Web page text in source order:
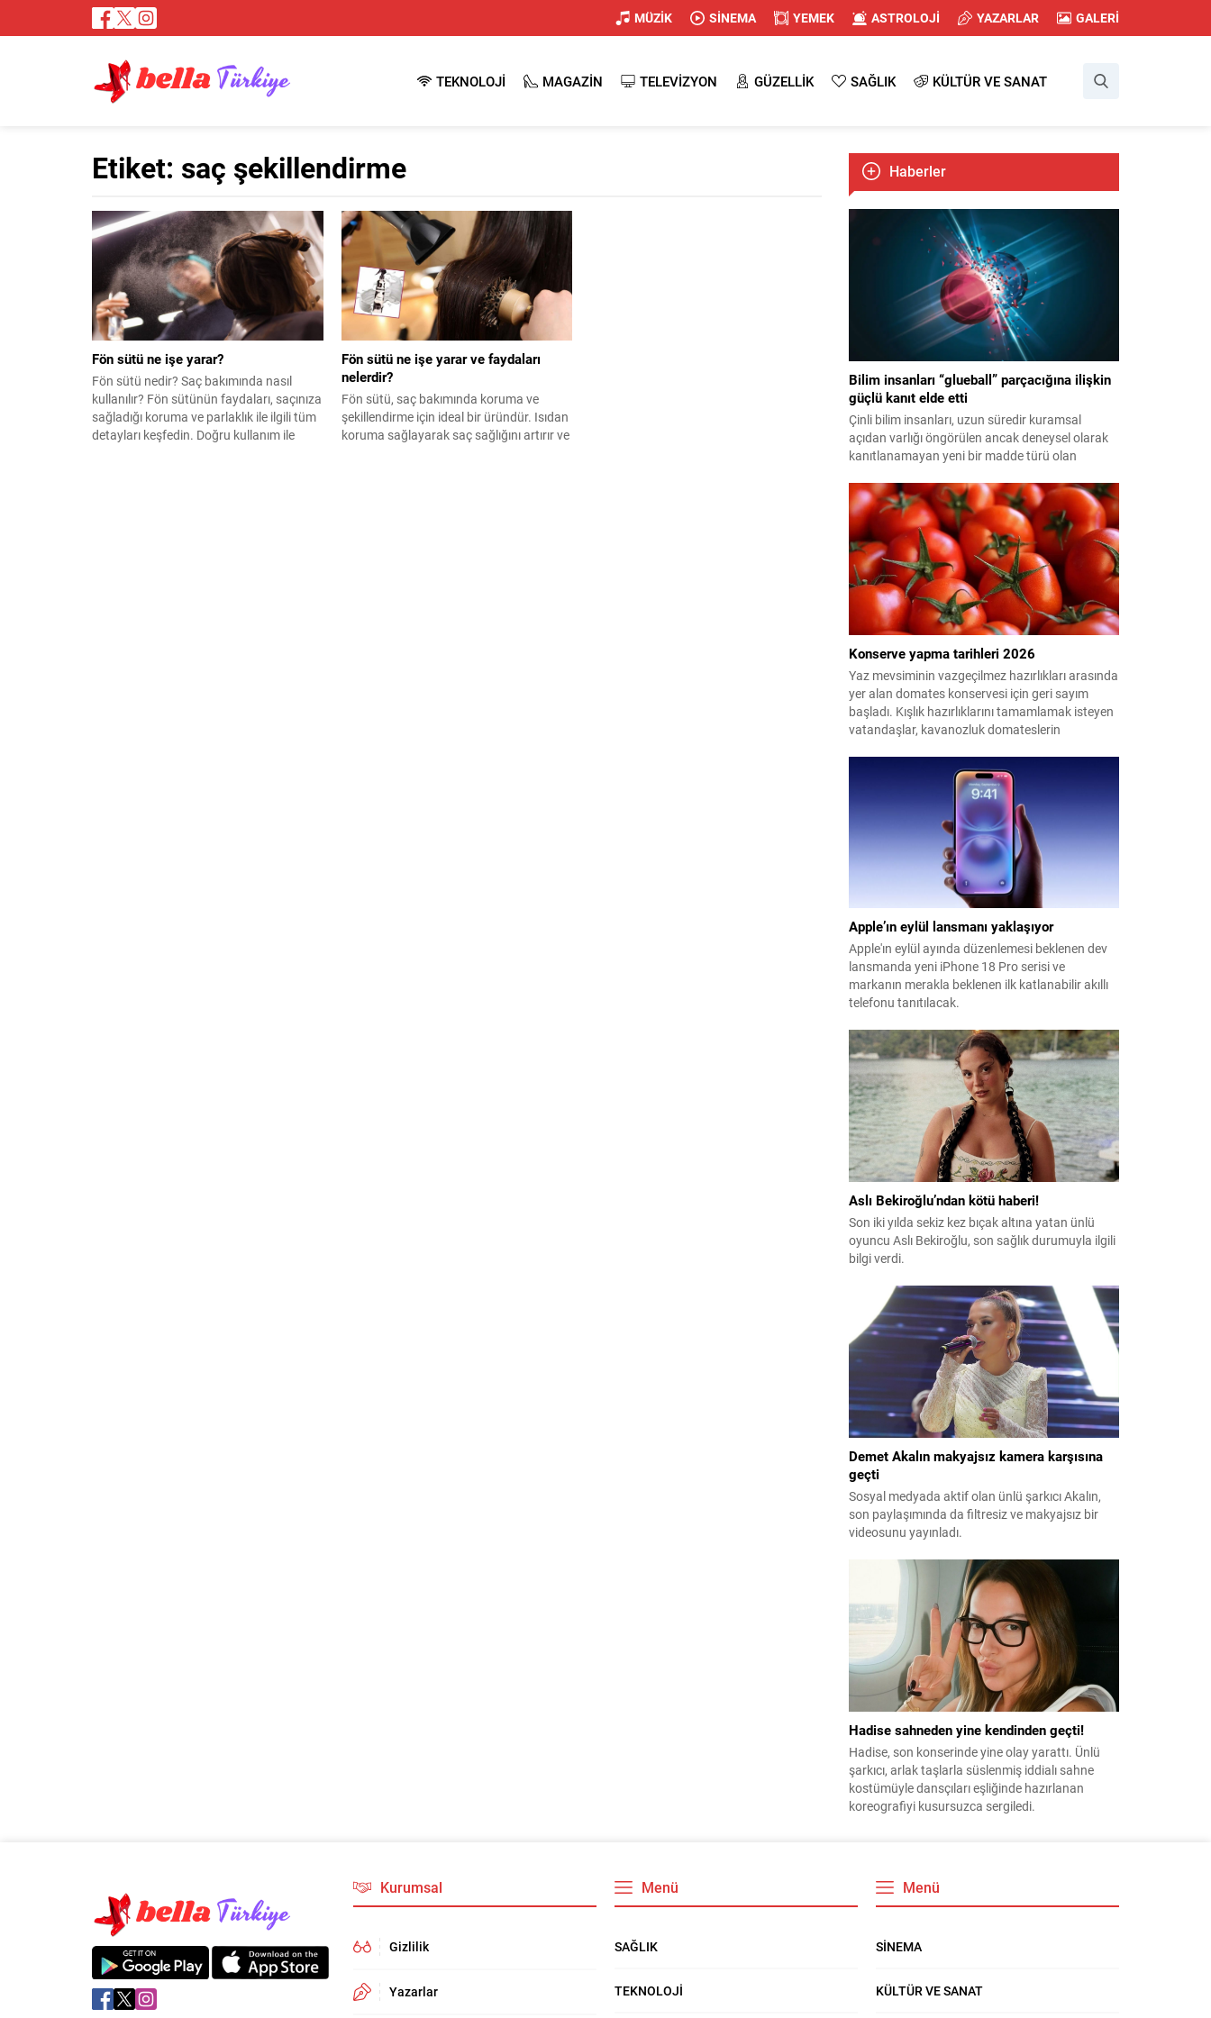
MÜZİK SİNEMA YEMEK ASTROLOJİ YAZARLAR GALERİ
TEKNOLOJİ MAGAZİN TELEVİZYON GÜZELLİK SAĞLIK KÜLTÜR VE SANAT
Etiket: saç şekillendirme
Fön sütü ne işe yarar?
Fön sütü nedir? Saç bakımında nasıl
kullanılır? Fön sütünün faydaları, saçınıza
sağladığı koruma ve parlaklık ile ilgili tüm
detayları keşfedin. Doğru kullanım ile
Fön sütü ne işe yarar ve faydaları
nelerdir?
Fön sütü, saç bakımında koruma ve
şekillendirme için ideal bir üründür. Isıdan
koruma sağlayarak saç sağlığını artırır ve
Haberler
Bilim insanları “glueball” parçacığına ilişkin
güçlü kanıt elde etti
Çinli bilim insanları, uzun süredir kuramsal
açıdan varlığı öngörülen ancak deneysel olarak
kanıtlanamayan yeni bir madde türü olan
kanıt elde etti.
Konserve yapma tarihleri 2026
Yaz mevsiminin vazgeçilmez hazırlıkları arasında
yer alan domates konservesi için geri sayım
başladı. Kışlık hazırlıklarını tamamlamak isteyen
vatandaşlar, kavanozluk domateslerin
olacağını araştırıyor. Peki 2026'da konserve
yapılacak domates ne zaman çıkacak? İşte en
Apple’ın eylül lansmanı yaklaşıyor
Apple'ın eylül ayında düzenlemesi beklenen dev
lansmanda yeni iPhone 18 Pro serisi ve
markanın merakla beklenen ilk katlanabilir akıllı
telefonu tanıtılacak.
Aslı Bekiroğlu’ndan kötü haberi!
Son iki yılda sekiz kez bıçak altına yatan ünlü
oyuncu Aslı Bekiroğlu, son sağlık durumuyla ilgili
bilgi verdi.
Demet Akalın makyajsız kamera karşısına
geçti
Sosyal medyada aktif olan ünlü şarkıcı Akalın,
son paylaşımında da filtresiz ve makyajsız bir
videosunu yayınladı.
Hadise sahneden yine kendinden geçti!
Hadise, son konserinde yine olay yarattı. Ünlü
şarkıcı, arlak taşlarla süslenmiş iddialı sahne
kostümüyle dansçıları eşliğinde hazırlanan
koreografiyi kusursuzca sergiledi.
Kurumsal
Gizlilik
Yazarlar
Menü
SAĞLIK
TEKNOLOJİ
Menü
SİNEMA
KÜLTÜR VE SANAT